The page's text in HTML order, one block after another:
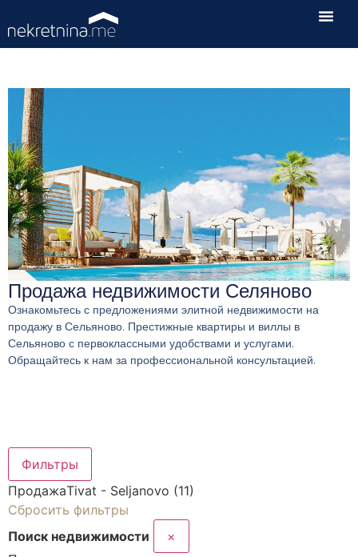
Продажа недвижимости Селяново
Ознакомьтесь с предложениями элитной недвижимости на
продажу в Сельяново. Престижные квартиры и виллы в
Сельяново с первоклассными удобствами и услугами.
Обращайтесь к нам за профессиональной консультацией.
Фильтры
ПродажаTivat - Seljanovo (11)
Сбросить фильтры
Поиск недвижимости
×